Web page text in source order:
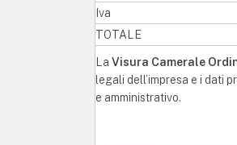
Iva
TOTALE
La Visura Camerale
legali dell’impresa e i dati
e amministrativo.